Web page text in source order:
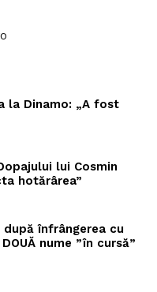
la Dinamo: „A fost
lui Cosmin
hotărârea”
după înfrângerea cu
nume ”în cursă”